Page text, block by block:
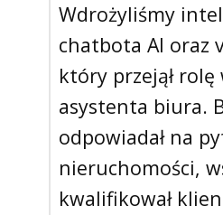
Wdrożyliśmy
chatbota AI oraz
który przejął
asystenta biura.
odpowiadał na
nieruchomości,
kwalifikował